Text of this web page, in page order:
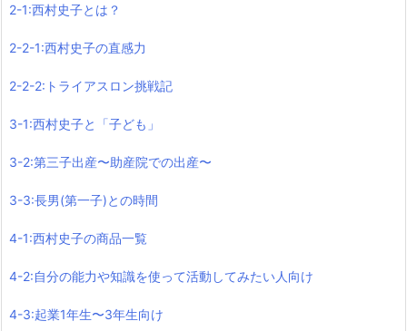
2-1:西村史子とは？
2-2-1:西村史子の直感力
2-2-2:トライアスロン挑戦記
3-1:西村史子と「子ども」
3-2:第三子出産〜助産院での出産〜
3-3:長男(第一子)との時間
4-1:西村史子の商品一覧
4-2:自分の能力や知識を使って活動してみたい人向け
4-3:起業1年生〜3年生向け